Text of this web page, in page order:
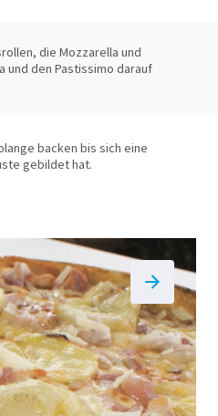
die Mozzarella und
und den Pastissimo darauf
backen bis sich eine
gebildet hat.